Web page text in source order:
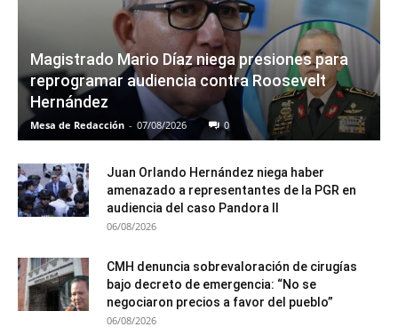
Magistrado Mario Díaz niega presiones para
reprogramar audiencia contra Roosevelt
Hernández
Mesa de Redacción - 07/08/2026 0
Juan Orlando Hernández niega haber
amenazado a representantes de la PGR en
audiencia del caso Pandora II
06/08/2026
CMH denuncia sobrevaloración de cirugías
bajo decreto de emergencia: “No se
negociaron precios a favor del pueblo”
06/08/2026